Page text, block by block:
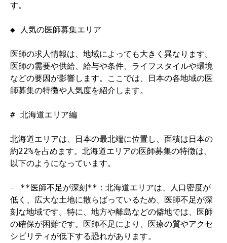
す。
◆ 人気の医師募集エリア
医師の求人情報は、地域によっても大きく異なります。
医師の需要や供給、給与や条件、ライフスタイルや環境
などの要因が影響します。ここでは、日本の各地域の医
師募集の特徴や人気度を紹介します。
# 北海道エリア編
北海道エリアは、日本の最北端に位置し、面積は日本の
約22%を占めます。北海道エリアの医師募集の特徴は、
以下のようになっています。
- **医師不足が深刻**：北海道エリアは、人口密度が
低く、広大な土地に散らばっているため、医師不足が深
刻な地域です。特に、地方や離島などの僻地では、医師
の確保が困難です。医師不足により、医療の質やアクセ
シビリティが低下する恐れがあります。